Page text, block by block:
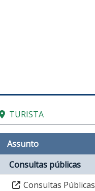
TURISTA
Assunto
Consultas públicas
Consultas Públicas